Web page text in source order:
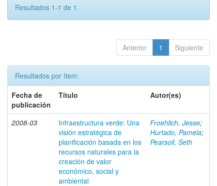
Resultados 1-1 de 1.
Anterior 1 Siguiente
Resultados por ítem:
Fecha de
publicación
Título Autor(es)
2008-03
Infraestructura verde: Una
visión estratégica de
planificación basada en los
recursos naturales para la
creación de valor
económico, social y
ambiental
Froehlich, Jesse;
Hurtado, Pamela;
Pearsoll, Seth